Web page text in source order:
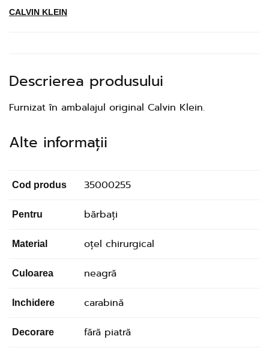
CALVIN KLEIN
Descrierea produsului
Furnizat în ambalajul original Calvin Klein.
Alte informații
Cod produs 35000255
Pentru bărbați
Material oțel chirurgical
Culoarea neagră
Inchidere carabină
Decorare fără piatră